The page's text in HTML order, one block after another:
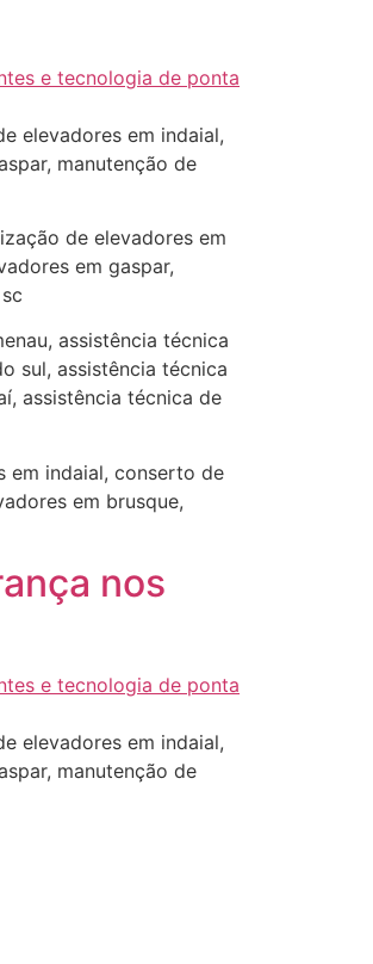
elevadores em indaial,
manutenção de
de elevadores em
em gaspar,
assistência técnica
sul, assistência técnica
assistência técnica de
em indaial, conserto de
em brusque,
nos
elevadores em indaial,
manutenção de